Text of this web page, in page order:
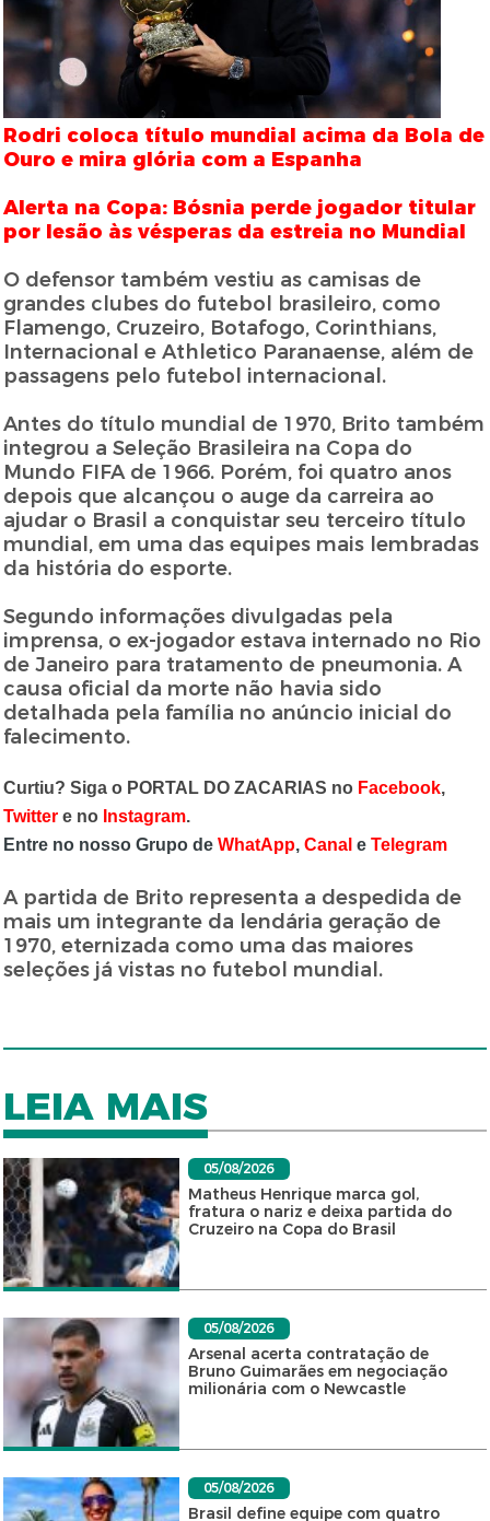
Rodri coloca título mundial acima da Bola de
Ouro e mira glória com a Espanha
Alerta na Copa: Bósnia perde jogador titular
por lesão às vésperas da estreia no Mundial
O defensor também vestiu as camisas de
grandes clubes do futebol brasileiro, como
Flamengo, Cruzeiro, Botafogo, Corinthians,
Internacional e Athletico Paranaense, além de
passagens pelo futebol internacional.
Antes do título mundial de 1970, Brito também
integrou a Seleção Brasileira na Copa do
Mundo FIFA de 1966. Porém, foi quatro anos
depois que alcançou o auge da carreira ao
ajudar o Brasil a conquistar seu terceiro título
mundial, em uma das equipes mais lembradas
da história do esporte.
Segundo informações divulgadas pela
imprensa, o ex-jogador estava internado no Rio
de Janeiro para tratamento de pneumonia. A
causa oficial da morte não havia sido
detalhada pela família no anúncio inicial do
falecimento.
Curtiu? Siga o PORTAL DO ZACARIAS no Facebook,
Twitter e no Instagram.
Entre no nosso Grupo deWhatApp,Canal eTelegram
A partida de Brito representa a despedida de
mais um integrante da lendária geração de
1970, eternizada como uma das maiores
seleções já vistas no futebol mundial.
LEIA MAIS
05/08/2026
Matheus Henrique marca gol,
fratura o nariz e deixa partida do
Cruzeiro na Copa do Brasil
05/08/2026
Arsenal acerta contratação de
Bruno Guimarães em negociação
milionária com o Newcastle
05/08/2026
Brasil define equipe com quatro